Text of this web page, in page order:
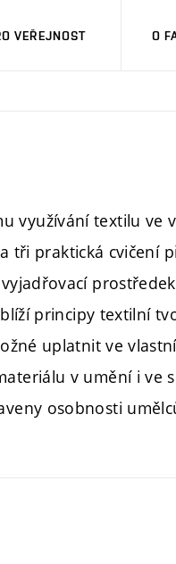
VEŘEJNOST O
využívání textilu ve
tři praktická cvičení
principy textilní
uplatnit ve
v umění i ve
osobnosti